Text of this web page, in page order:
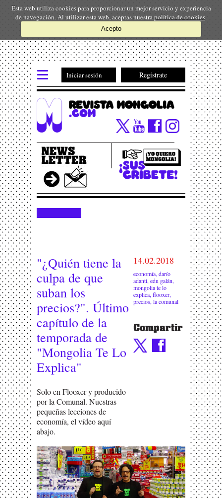
Esta web utiliza cookies para proporcionar un mejor servicio y experiencia
de navegación. Al utilizar esta web, aceptas nuestra política de cookies.
Acepto
Iniciar sesión Regístrate
"¿Quién tiene la
culpa de que
suban los
precios?". Último
capítulo de la
temporada de
"Mongolia Te Lo
Explica"
Solo en Flooxer y producido
por la Comunal. Nuestras
pequeñas lecciones de
economía, el vídeo aquí
abajo.
14.02.2018
economía, darío
adanti, edu galán,
mongolia te lo
explica, flooxer,
precios, la comunal
Compartir